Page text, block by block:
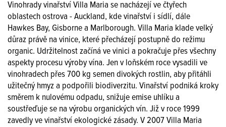
Vinohrady vinařství Villa Maria se nacházejí ve čtyřech
oblastech ostrova - Auckland, kde vinařství i sídlí, dále
Hawkes Bay, Gisborne a Marlborough. Villa Maria klade velký
důraz právě na vinice, které přecházejí postupně do režimu
organic. Udržitelnost začíná ve vinici a pokračuje přes všechny
aspekty procesu výroby vína. Jen v loňském roce vysadili ve
vinohradech přes 700 kg semen divokých rostlin, aby přitáhli
užitečný hmyz a podpořili biodiverzitu. Vinařství podniká kroky
směrem k nulovému odpadu, snižuje emise uhlíku a
soustřeďuje se na výrobu organických vín. Již v roce 1999
zavedly ve vinařství ekologické zásady. V 2007 Villa Maria